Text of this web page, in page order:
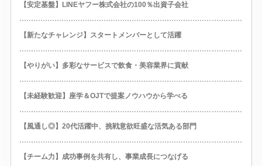
【安定基盤】LINEヤフー株式会社の100％出資子会社
【新たなチャレンジ】スタートメンバーとして活躍
【やりがい】多彩なサービスで飲食・美容業界に貢献
【未経験歓迎】座学＆OJTで提案ノウハウから学べる
【風通し◎】20代活躍中、挑戦意欲旺盛な活気ある部門
【チーム力】成功事例を共有し、事業成長につなげる